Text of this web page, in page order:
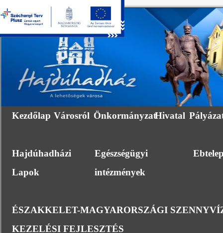
Kezdőlap Városról ÖnkormányzatHivatal
Hajdúhadházi
Lapok
Egészségügyi
intézmények
ÉSZAKKELET-MAGYARORSZÁGI
KEZELÉSI FEJLESZTÉS